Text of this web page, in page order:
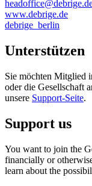
www.debrige.de
debrige_berlin
Unterstützen
Sie möchten Mitglied
oder die Gesellschaft
unsere Support-Seite.
Support us
You want to join the
financially or
learn about the